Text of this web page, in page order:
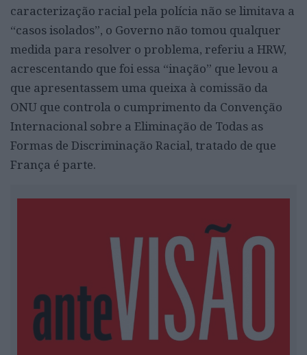
caracterização racial pela polícia não se limitava a
“casos isolados”, o Governo não tomou qualquer
medida para resolver o problema, referiu a HRW,
acrescentando que foi essa “inação” que levou a
que apresentassem uma queixa à comissão da
ONU que controla o cumprimento da Convenção
Internacional sobre a Eliminação de Todas as
Formas de Discriminação Racial, tratado de que
França é parte.